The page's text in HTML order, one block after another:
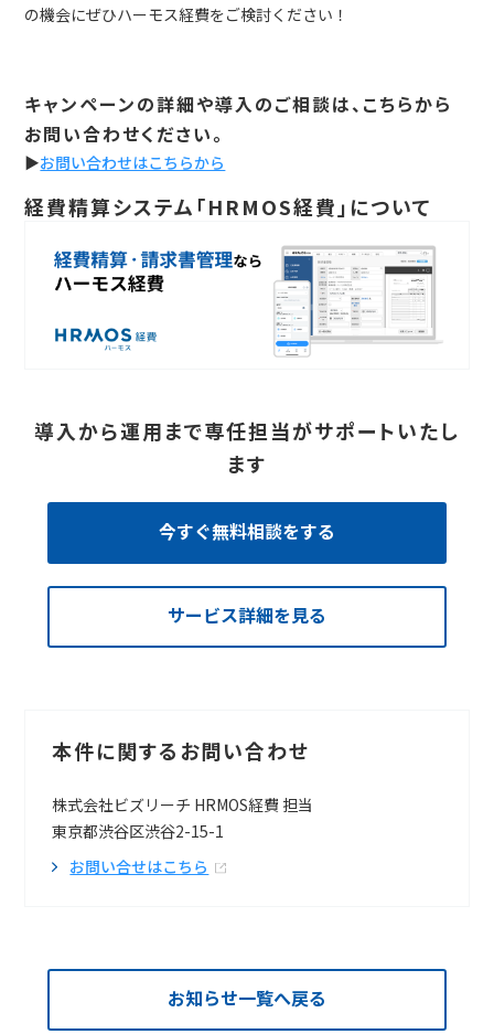
の機会にぜひハーモス経費をご検討ください！
キャンペーンの詳細や導入のご相談は、こちらから
お問い合わせください。
▶お問い合わせはこちらから
経費精算システム「HRMOS経費」について
導入から運用まで専任担当がサポートいたし
ます
今すぐ無料相談をする
サービス詳細を見る
本件に関するお問い合わせ
株式会社ビズリーチ HRMOS経費 担当
東京都渋谷区渋谷2-15-1
お問い合せはこちら
お知らせ一覧へ戻る